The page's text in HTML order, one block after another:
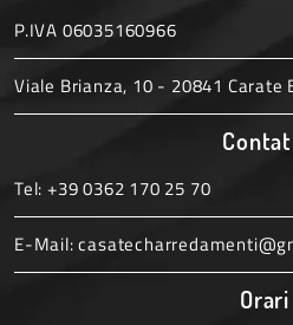
P.IVA 06035160966
Viale Brianza, 10 - 20841 Carate
Tel: +39 0362 170 25 70
E-Mail:
Orari